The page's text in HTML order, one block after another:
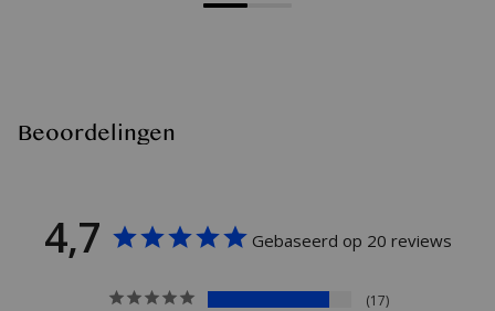
Beoordelingen
4,7 Gebaseerd op 20 reviews
17